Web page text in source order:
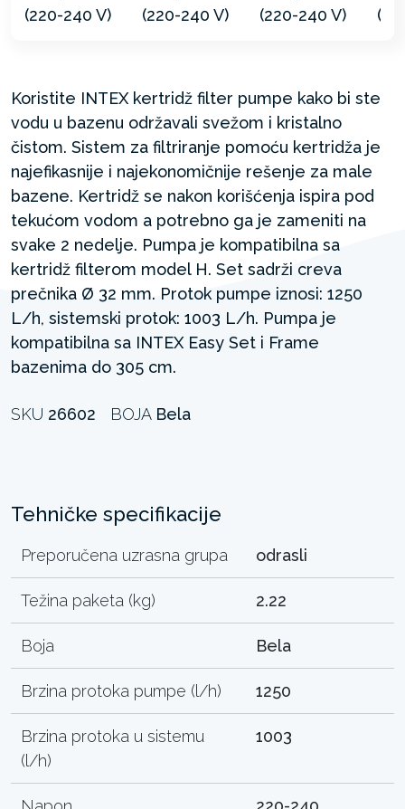
Koristite INTEX kertridž filter pumpe kako bi ste
vodu u bazenu održavali svežom i kristalno
čistom. Sistem za filtriranje pomoću kertridža je
najefikasnije i najekonomičnije rešenje za male
bazene. Kertridž se nakon korišćenja ispira pod
tekućom vodom a potrebno ga je zameniti na
svake 2 nedelje. Pumpa je kompatibilna sa
kertridž filterom model H. Set sadrži creva
prečnika Ø 32 mm. Protok pumpe iznosi: 1250
L/h, sistemski protok: 1003 L/h. Pumpa je
kompatibilna sa INTEX Easy Set i Frame
bazenima do 305 cm.
SKU 26602 BOJA Bela
Tehničke specifikacije
Preporučena uzrasna grupa odrasli
Težina paketa (kg) 2.22
Boja Bela
Brzina protoka pumpe (l/h) 1250
Brzina protoka u sistemu
(l/h)
1003